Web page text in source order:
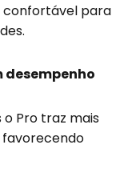
confortável para
Pro traz mais
favorecendo